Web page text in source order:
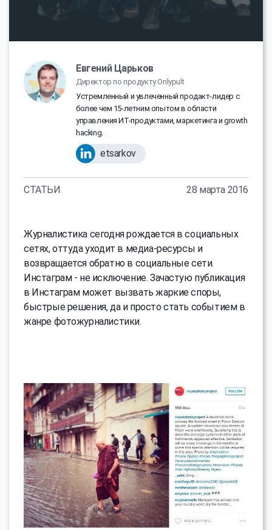
Евгений Царьков
Директор по продукту Onlypult
Устремленный и увлеченный продакт-лидер с
более чем 15-летним опытом в области
управления ИТ-продуктами, маркетинга и growth
hacking.
etsarkov
СТАТЬИ 28 марта 2016
Журналистика сегодня рождается в социальных
сетях, оттуда уходит в медиа-ресурсы и
возвращается обратно в социальные сети.
Инстаграм - не исключение. Зачастую публикация
в Инстаграм может вызвать жаркие споры,
быстрые решения, да и просто стать событием в
жанре фотожурналистики.